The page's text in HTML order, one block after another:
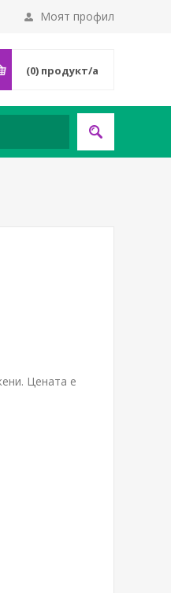
Моят профил
(0) продукт/а
Цената е